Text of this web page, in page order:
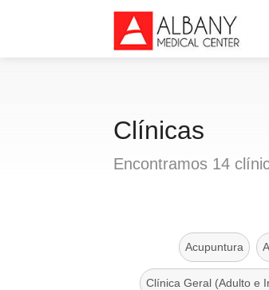
Clínicas
Encontramos 14
Acupuntura
Clínica Geral (Adulto e